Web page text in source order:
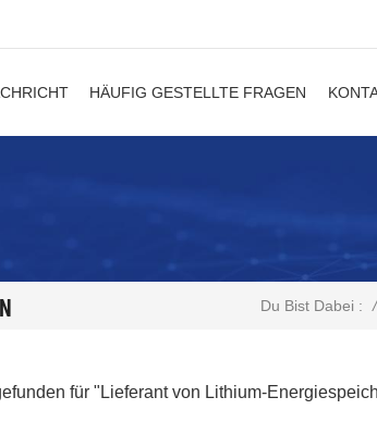
HÄUFIG GESTELLTE FRAGEN
Du Bist Dabei : /
für "Lieferant von Lithium-